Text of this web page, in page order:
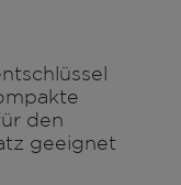
den
geeignet